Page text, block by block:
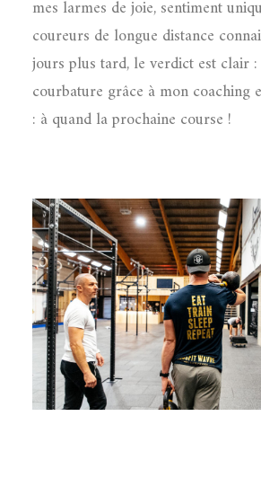
mes larmes de joie, sentiment
coureurs de longue distance
jours plus tard, le verdict est clair :
courbature grâce à mon coaching
: à quand la prochaine course !